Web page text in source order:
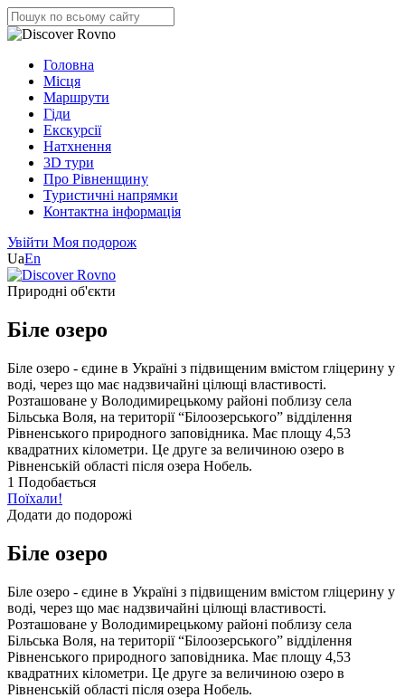
Головна
Місця
Маршрути
Гіди
Екскурсії
Натхнення
3D тури
Про Рівненщину
Туристичні напрямки
Контактна інформація
Увійти Моя подорож
UaEn
Природні об'єкти
Біле озеро
Біле озеро - єдине в Україні з підвищеним вмістом гліцерину у
воді, через що має надзвичайні цілющі властивості.
Розташоване у Володимирецькому районі поблизу села
Більська Воля, на території “Білоозерського” відділення
Рівненського природного заповідника. Має площу 4,53
квадратних кілометри. Це друге за величиною озеро в
Рівненській області після озера Нобель.
1 Подобається
Поїхали!
Додати до подорожі
Біле озеро
Біле озеро - єдине в Україні з підвищеним вмістом гліцерину у
воді, через що має надзвичайні цілющі властивості.
Розташоване у Володимирецькому районі поблизу села
Більська Воля, на території “Білоозерського” відділення
Рівненського природного заповідника. Має площу 4,53
квадратних кілометри. Це друге за величиною озеро в
Рівненській області після озера Нобель.